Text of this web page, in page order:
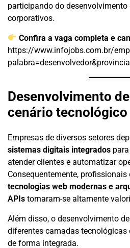
participando do
corporativos.
Confira a vaga completa e
https://www.infojobs.com.br/
Desenvolvimento
cenário tecnológico
Empresas de diversos setores
sistemas digitais integrados
atender clientes e automatizar
Consequentemente,
tecnologias web modernas e
APIs tornaram-se altamente
Além disso, o desenvolvimento
diferentes camadas
de forma integrada.